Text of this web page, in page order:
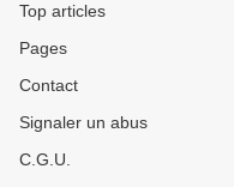
Top articles
Pages
Contact
Signaler un abus
C.G.U.